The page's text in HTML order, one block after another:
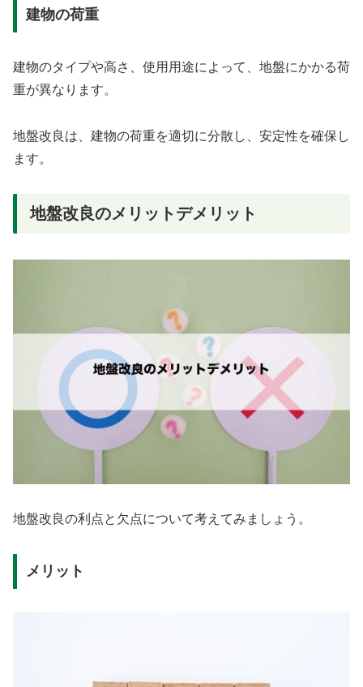
建物の荷重
建物のタイプや高さ、使用用途によって、地盤にかかる荷
重が異なります。
地盤改良は、建物の荷重を適切に分散し、安定性を確保し
ます。
地盤改良のメリットデメリット
地盤改良の利点と欠点について考えてみましょう。
メリット